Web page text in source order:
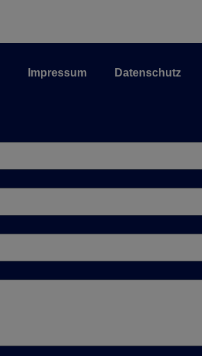
Impressum Datenschutz